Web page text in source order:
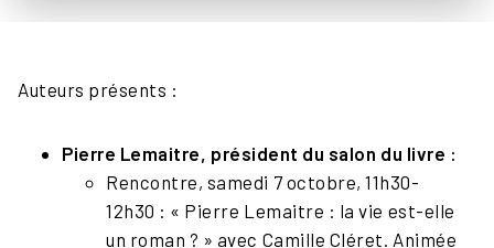
Auteurs présents :
Pierre Lemaitre, président du salon du livre :
Rencontre, samedi 7 octobre, 11h30-
12h30 : « Pierre Lemaitre : la vie est-elle
un roman ? » avec Camille Cléret. Animée